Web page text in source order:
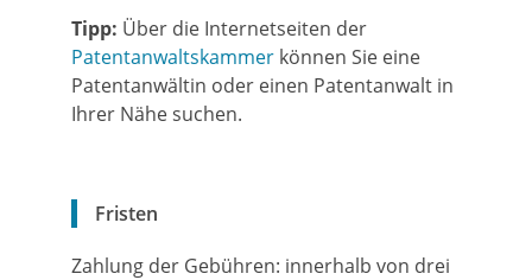
Tipp: Über die Internetseiten der
Patentanwaltskammer können Sie eine
Patentanwältin oder einen Patentanwalt in
Ihrer Nähe suchen.
Fristen
Zahlung der Gebühren: innerhalb von drei